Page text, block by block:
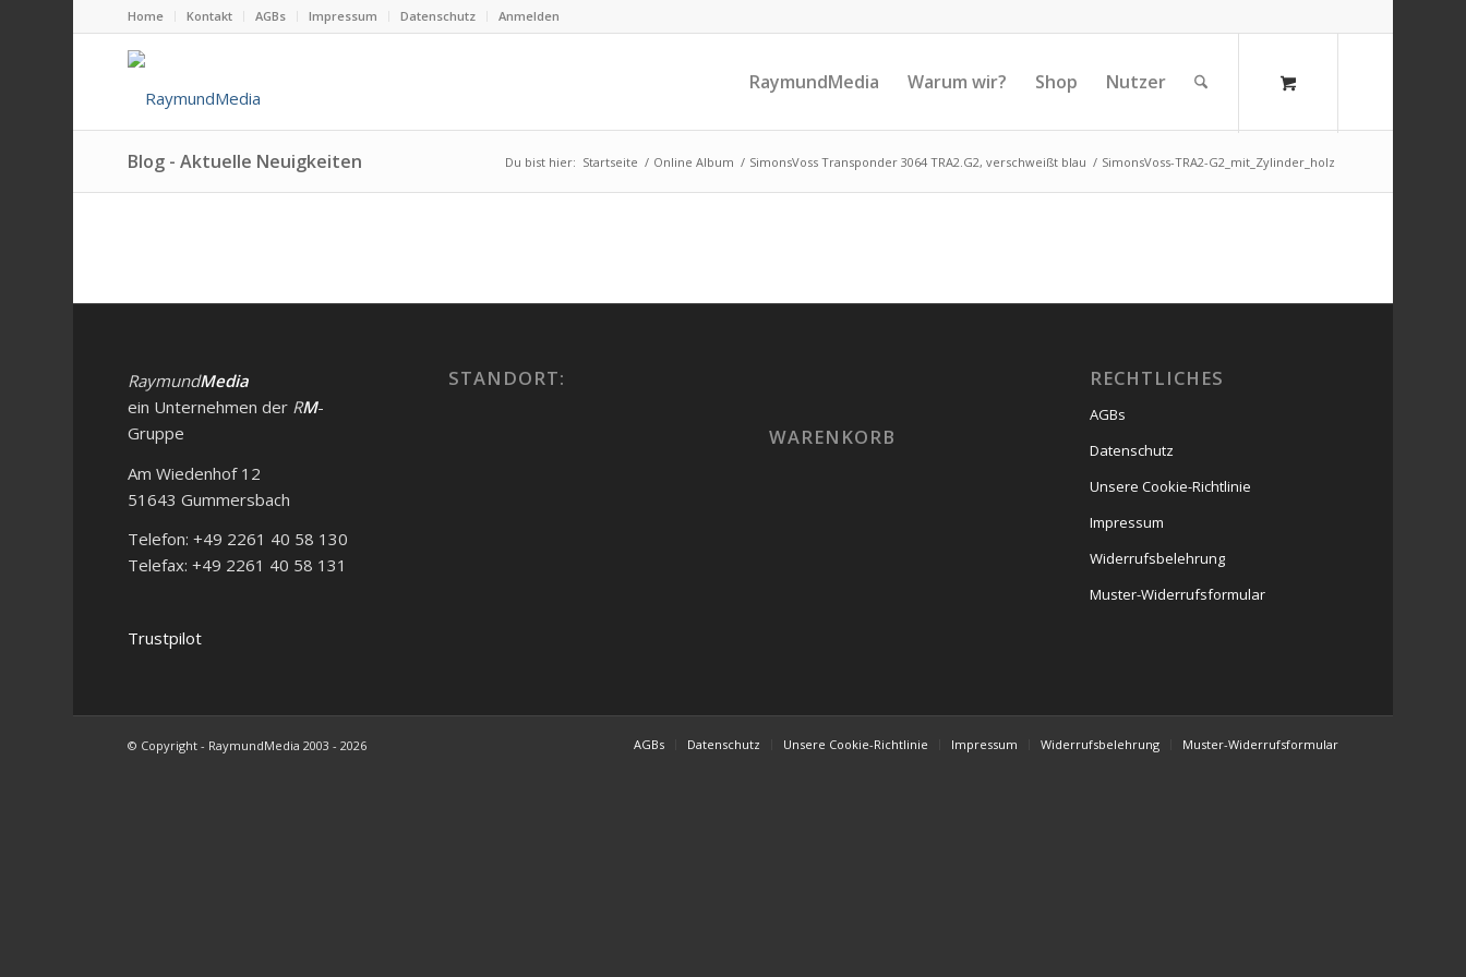
Home Kontakt AGBs Impressum Datenschutz Anmelden
RaymundMedia Warum wir? Shop Nutzer
Blog - Aktuelle Neuigkeiten Du bist hier: Startseite / Online Album / SimonsVoss Transponder 3064 TRA2.G2, verschweißt blau / SimonsVoss-TRA2-G2_mit_Zylinder_holz
RaymundMedia
ein Unternehmen der RM-
Gruppe
Am Wiedenhof 12
51643 Gummersbach
Telefon: +49 2261 40 58 130
Telefax: +49 2261 40 58 131
Trustpilot
STANDORT:
WARENKORB
RECHTLICHES
AGBs
Datenschutz
Unsere Cookie-Richtlinie
Impressum
Widerrufsbelehrung
Muster-Widerrufsformular
© Copyright - RaymundMedia 2003 - 2026 AGBs Datenschutz Unsere Cookie-Richtlinie Impressum Widerrufsbelehrung Muster-Widerrufsformular